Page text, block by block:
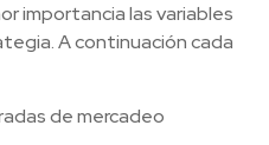
importancia las variables
A continuación cada
de mercadeo